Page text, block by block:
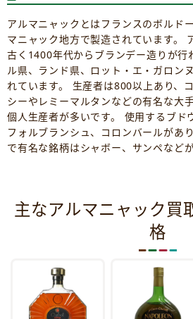
アルマニャックとはフランスのボルド
マニャック地方で製造されています。
古く1400年代からブランデー造りが行
ル県、ランド県、ロット・エ・ガロン
れています。 生産者は800以上あり、
シーやレミーマルタンなどの有名な大
個人生産者が多いです。 使用するブド
フォルブランシュ、コロンバールがあ
で有名な銘柄はシャボー、サンペなどが
主なアルマニャック買
格